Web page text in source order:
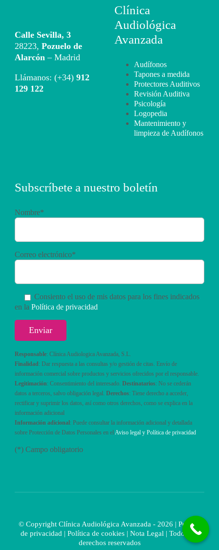
Calle Sevilla, 3
28223, Pozuelo de
Alarcón– Madrid
Llámanos: (+34) 912
129 122
Clínica
Audiológica
Avanzada
Audífonos
Tapones a medida
Protectores Auditivos
Revisión Auditiva
Psicología
Logopedia
Mantenimiento y
limpieza de Audífonos
Subscríbete a nuestro boletín
Nombre*
Correo electrónico*
Consiento el uso de mis datos para los fines indicados
en la Política de privacidad
Responsable: Clínica Audiologica Avanzada, S.L.
Finalidad : Dar respuesta a las consultas y/o gestión de citas. Envío de
información comercial sobre productos y servicios ofrecidos por el responsable.
Legitimación: Consentimiento del interesado. Destinatarios: No se cederán
datos a terceros, salvo obligación legal. Derechos: Tiene derecho a acceder,
rectificar y suprimir los datos, así como otros derechos, como se explica en la
información adicional
Información adicional : Puede consultar la información adicional y detallada
sobre Protección de Datos Personales en elAviso legal y Política de privacidad
(*) Campo obligatorio
© Copyright Clínica Audiológica Avanzada - 2026 | Política
de privacidad | Política de cookies | Nota Legal | Todos los
derechos reservados